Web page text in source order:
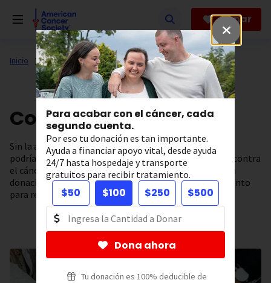
hacia
contenido
principal
Para acabar con el cáncer, cada
segundo cuenta.
Por eso tu donación es tan importante.
Ayuda a financiar apoyo vital, desde ayuda
24/7 hasta hospedaje y transporte
gratuitos para recibir tratamiento.
$50 $100 $250 $500
Dona ahora
Tu donación es 100% deducible de
Donar
Inicio
Contribuya
Sin la ayuda de nuestros voluntarios y donantes no
podríamos realizar nuestra gestión. Juntos luchamos contra
el cáncer. Únase a nosotros como voluntario, haga una
donación deducible de impuestos, o participe en un evento
para recaudar fondos, y así nos ayudará a salvar vidas.